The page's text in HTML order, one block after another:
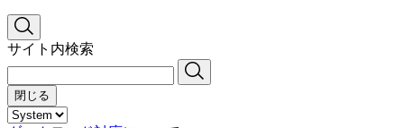
サイト内検索
閉じる